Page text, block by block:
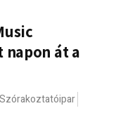
át a
Szórakoztatóipar